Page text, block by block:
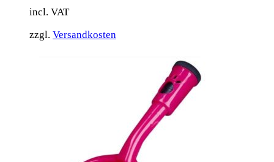
incl. VAT
zzgl. Versandkosten